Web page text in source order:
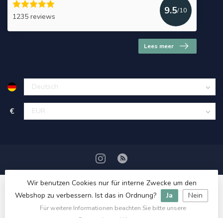
1235 reviews
9.5/10
Lees meer
€
Wir benutzen Cookies nur für interne Zwecke um den
Webshop zu verbessern. Ist das in Ordnung?
Ja Nein
Für weitere Informationen beachten Sie bitte unsere